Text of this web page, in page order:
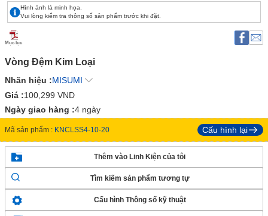
Hình ảnh là minh họa.
Vui lòng kiểm tra thông số sản phẩm trước khi đặt.
Mục lục
Vòng Đệm Kim Loại
Nhãn hiệu :MISUMI
Giá :100,299 VND
Ngày giao hàng :4 ngày
Mã sản phẩm : KNCLSS4-10-20 Cấu hình lại
Thêm vào Linh Kiện của tôi
Tìm kiếm sản phẩm tương tự
Cấu hình Thông số kỹ thuật